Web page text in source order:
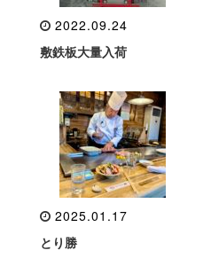
2022.09.24
敷鉄板大量入荷
2025.01.17
とり勝